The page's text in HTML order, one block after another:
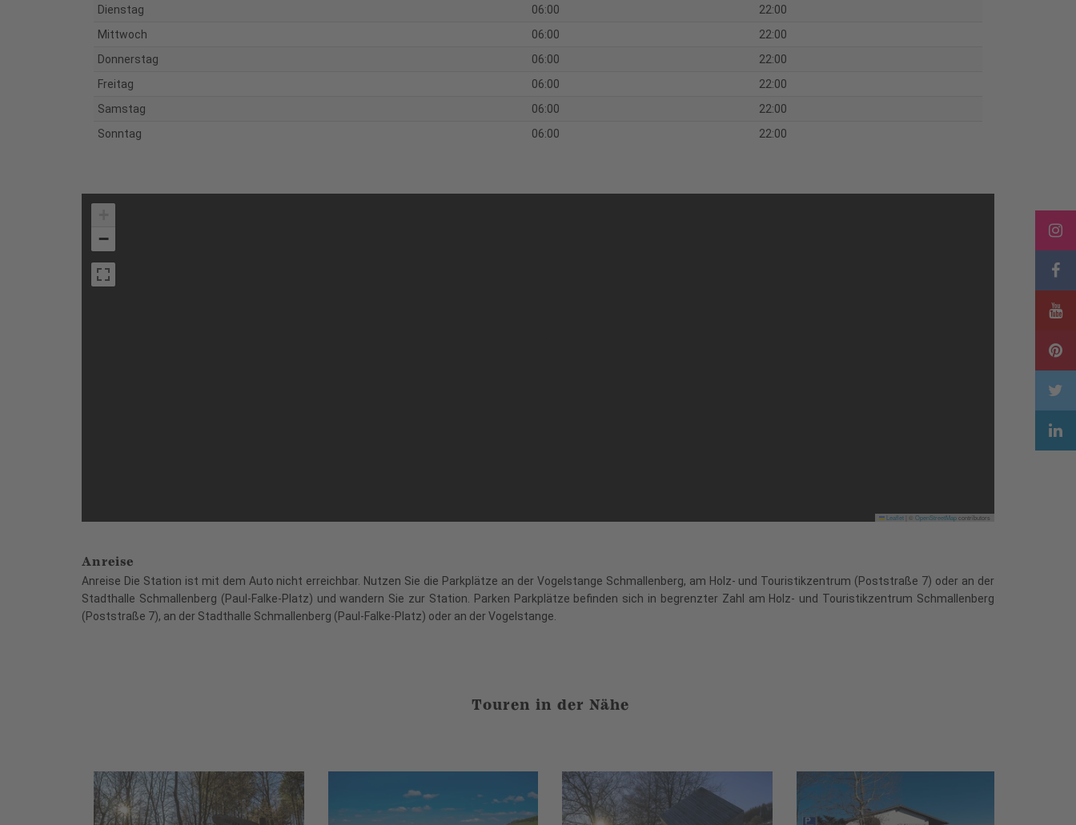
Dienstag
06:00
22:00
Mittwoch
06:00
22:00
Donnerstag
06:00
22:00
Freitag
06:00
22:00
Samstag
06:00
22:00
Sonntag
06:00 22:00
−
Leaflet OpenStreetMapcontributors
Anreise
Anreise Die Station ist mit dem Auto nicht erreichbar. Nutzen Sie die Parkplätze an der Vogelstange Schmallenberg, am Holz- und Touristikzentrum (Poststraße 7) oder an der
Stadthalle Schmallenberg (Paul-Falke-Platz) und wandern Sie zur Station. Parken Parkplätze befinden sich in begrenzter Zahl am Holz- und Touristikzentrum Schmallenberg
(Poststraße 7), an der Stadthalle Schmallenberg (Paul-Falke-Platz) oder an der Vogelstange.
Touren in der Nähe